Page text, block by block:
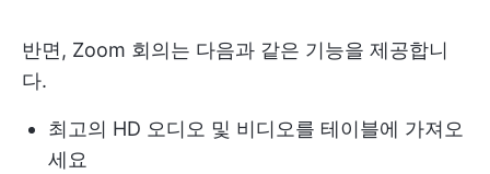
반면, Zoom 회의는 다음과 같은 기능을 제공합니
다.
최고의 HD 오디오 및 비디오를 테이블에 가져오
세요